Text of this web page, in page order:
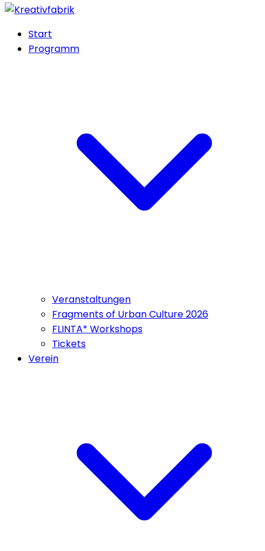
Start
Programm
Veranstaltungen
Fragments of Urban Culture 2026
FLINTA* Workshops
Tickets
Verein